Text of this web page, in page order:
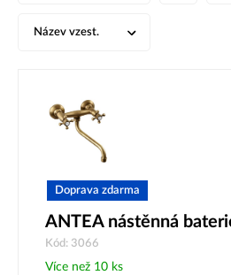
Název vzest.
Doprava zdarma
ANTEA nástěnná
Kód: 3066
Více než 10 ks